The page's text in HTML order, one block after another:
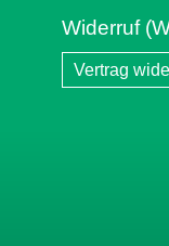
Widerruf
Vertrag